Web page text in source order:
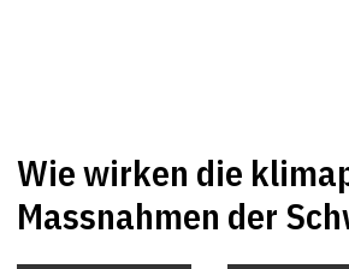
Wie wirken die
Massnahmen der